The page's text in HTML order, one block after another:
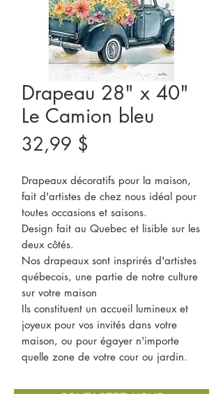
Drapeau 28" x 40"
Le Camion bleu
32,99 $
Drapeaux décoratifs pour la maison,
fait d'artistes de chez nous idéal pour
toutes occasions et saisons.
Design fait au Quebec et lisible sur les
deux côtés.
Nos drapeaux sont insprirés d'artistes
québecois, une partie de notre culture
sur votre maison
Ils constituent un accueil lumineux et
joyeux pour vos invités dans votre
maison, ou pour égayer n'importe
quelle zone de votre cour ou jardin.